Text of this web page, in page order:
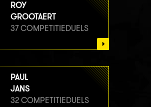
ROY
GROOTAERT
37 COMPETITIEDUELS
PAUL
JANS
32 COMPETITIEDUELS